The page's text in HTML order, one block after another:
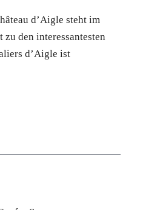
d’Aigle steht im
den interessantesten
d’Aigle ist